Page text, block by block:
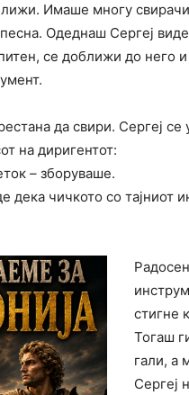
Имаше многу
Одеднаш Сергеј
се доближи до него
да свири. Сергеј
на диригентот:
– зборуваше.
дека чичкото со тајниот
стигне
Тогаш
гали, а
Сергеј